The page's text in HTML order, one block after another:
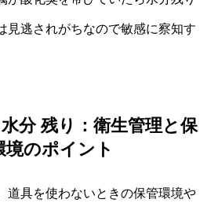
見逃されがちなので敏感に察知す
分 残り：衛生管理と保
境のポイント
道具を使わないときの保管環境や